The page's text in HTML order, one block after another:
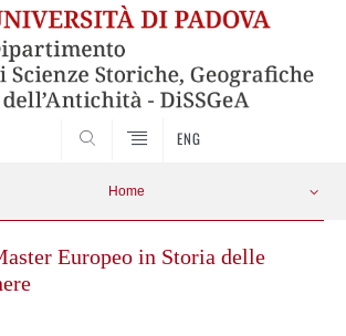
ENG
Home
Europeo in Storia delle